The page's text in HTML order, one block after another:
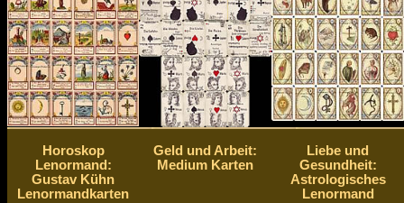
Horoskop
Lenormand:
Gustav Kühn
Lenormandkarten
Geld und Arbeit:
Medium Karten
Liebe und
Gesundheit:
Astrologisches
Lenormand